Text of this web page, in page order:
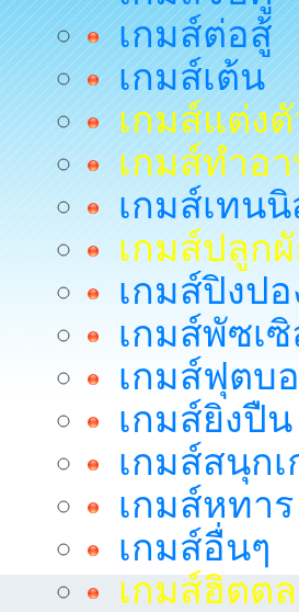
เกมส์ต่อสู้
เกมส์เต้น
เกมส์แต่ง
เกมส์ทำอ
เกมส์เทน
เกมส์ปลูก
เกมส์ปิงปอ
เกมส์พัซเซิ
เกมส์ฟุตบ
เกมส์ยิงปืน
เกมส์สนุกเ
เกมส์หทาร
เกมส์อื่นๆ
เกมส์ฮิตต